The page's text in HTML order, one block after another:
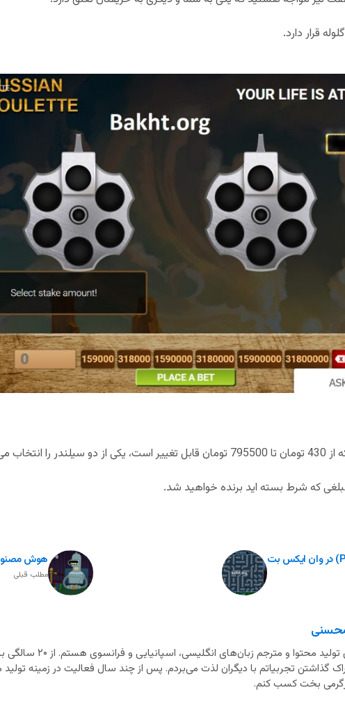
را می‌کشید.
که شرط بسته اید برنده خواهید شد.
هوش
مطلب قبلی
متخصص تولید محتوا
گذاشتن تجربیاتم با دیگران لذت می‌بردم. پس از چند سال فعالیت در زمینه تولید
بخت کسب کنم.